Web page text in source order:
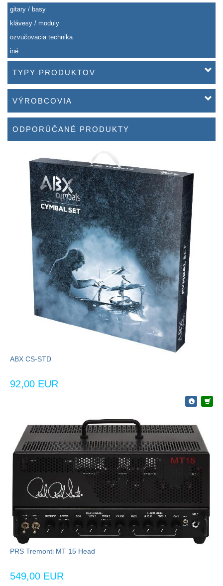
gitary / basy
klávesy / moduly
ozvučovacia technika
iné ...
TYPY PRODUKTOV
VÝROBCOVIA
ODPORÚČANÉ PRODUKTY
ABX CS-STD
92,00 EUR
PRS Tremonti MT 15 Head
549,00 EUR